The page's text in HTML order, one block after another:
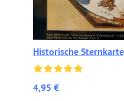
Historische
4,95 €